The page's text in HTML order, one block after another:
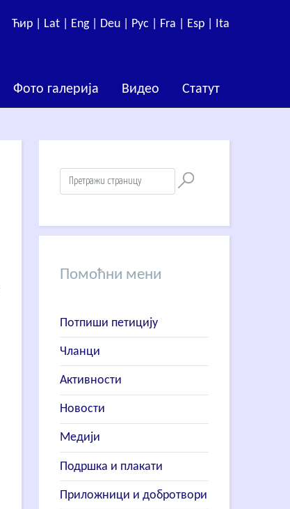
Ћир | Lat | Eng | Deu | Рус | Fra | Esp | Ita
Фото галерија Видео Статут
Помоћни мени
Потпиши петицију
Чланци
Активности
Новости
Медији
Подршка и плакати
Приложници и добротвори